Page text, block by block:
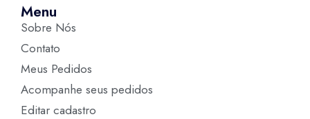
Menu
Sobre Nós
Contato
Meus Pedidos
Acompanhe seus pedidos
Editar cadastro